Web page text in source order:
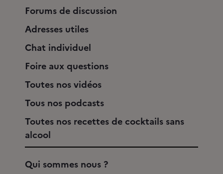
Forums de discussion
Adresses utiles
Chat individuel
Foire aux questions
Toutes nos vidéos
Tous nos podcasts
Toutes nos recettes de cocktails sans
alcool
Qui sommes nous ?